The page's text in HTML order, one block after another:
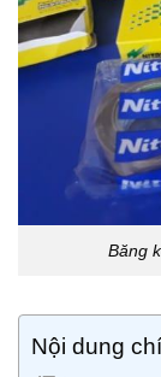
Băng
Nội dung